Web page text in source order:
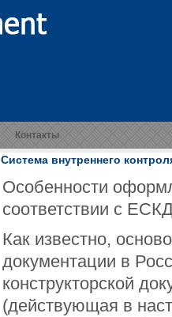
Контакты
Система внутреннего
Особенности
соответствии с
Как известно,
документации в
конструкторской
(действующая в